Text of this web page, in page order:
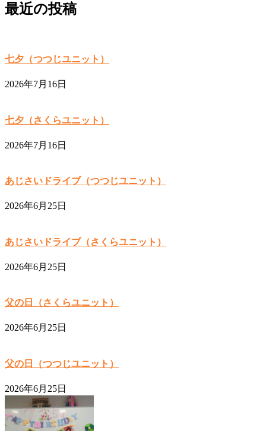
最近の投稿
七夕（つつじユニット）
2026年7月16日
七夕（さくらユニット）
2026年7月16日
あじさいドライブ（つつじユニット）
2026年6月25日
あじさいドライブ（さくらユニット）
2026年6月25日
父の日（さくらユニット）
2026年6月25日
父の日（つつじユニット）
2026年6月25日